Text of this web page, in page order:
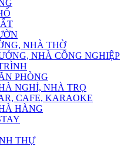
NHÀ THỜ
NHÀ CÔNG NGHIỆP
PHÒNG
NGHỈ, NHÀ TRỌ
CAFE, KARAOKE
HÀNG
THỰ